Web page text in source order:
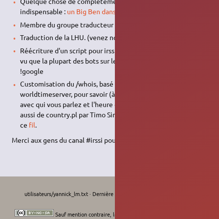
indispensable : un Big Ben dans votre ordi
Membre du groupe traducteur d'Ubuntu
Traduction de la LHU. (venez nous rejoindre !)
Réécriture d'un script pour irssi (recherche google). Inutile,
vu que la plupart des bots sur les champs ont une commande
!google
Customisation du /whois, basé sur ip-to-country.pl et
worldtimeserver, pour savoir (à peu près) où vivent les gens
avec qui vous parlez et l'heure qu'il est chez eux. Inspiré
aussi de country.pl par Timo Sirainen. Le script se trouve sur
ce fil.
Merci aux gens du canal #irssi pour leur aide précieuse
utilisateurs/yannick_lm.txt· Dernière modification :
Sauf mention contraire, le contenu de ce wiki est placé sous les